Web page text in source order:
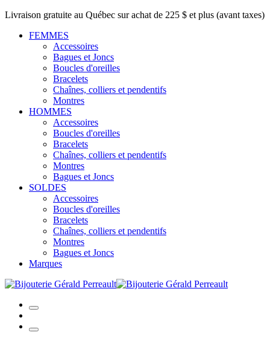
Livraison gratuite au Québec sur achat de 225 $ et plus (avant taxes)
FEMMES
Accessoires
Bagues et Joncs
Boucles d'oreilles
Bracelets
Chaînes, colliers et pendentifs
Montres
HOMMES
Accessoires
Boucles d'oreilles
Bracelets
Chaînes, colliers et pendentifs
Montres
Bagues et Joncs
SOLDES
Accessoires
Boucles d'oreilles
Bracelets
Chaînes, colliers et pendentifs
Montres
Bagues et Joncs
Marques